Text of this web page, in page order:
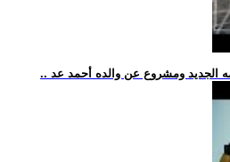
الجديد ومشروع عن والده أحمد عد